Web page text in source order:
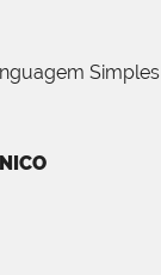
Simples